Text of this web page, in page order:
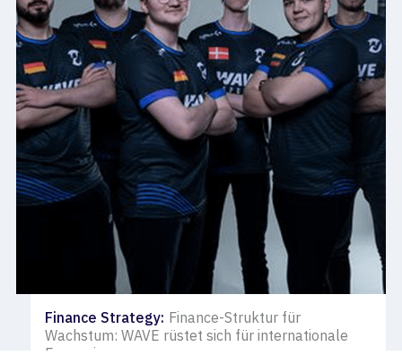
Finance Strategy: Finance-Struktur für
Wachstum: WAVE rüstet sich für internationale
Expansion